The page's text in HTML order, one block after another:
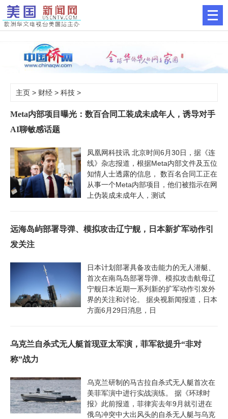
主页 > 财经 > 科技 >
Meta内部项目曝光：数百合同工装成未成年人，诱导对手
AI聊敏感话题
凤凰网科技讯 北京时间6月30日，据《连
线》杂志报道，根据Meta内部文件及五位
知情人士透露的信息， 数百名合同工正在
从事一个Meta内部项目，他们被指示在网
上伪装成未成年人，测试
远海岛屿部署导弹、模拟攻击辽宁舰，日本新扩军动作引
发关注
日本计划部署具备攻击能力的无人潜艇、
首次在南鸟岛部署导弹、模拟攻击航母辽
宁舰日本近期一系列新的扩军动作引发外
界的关注和讨论。 据央视新闻报道，日本
方面6月29日消息，日
乌克兰自杀式无人艇首现亚太军演，菲军欲提升“非对
称”战力
乌克兰研制的马古拉自杀式无人艇首次在
美菲军演中进行实战演练。 据《环球时
报》此前报道，菲律宾去年9月就引进在
俄乌冲突中大出风头的自杀无人艇与乌克